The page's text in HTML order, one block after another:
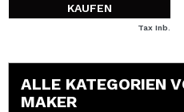
KAUFEN
Tax Inb.
ALLE KATEGORIEN
MAKER